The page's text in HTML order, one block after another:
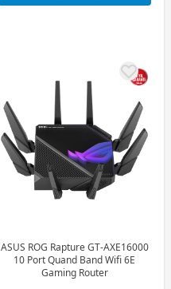
ASUS ROG Rapture GT-AXE16000
10 Port Quand Band Wifi 6E
Gaming Router